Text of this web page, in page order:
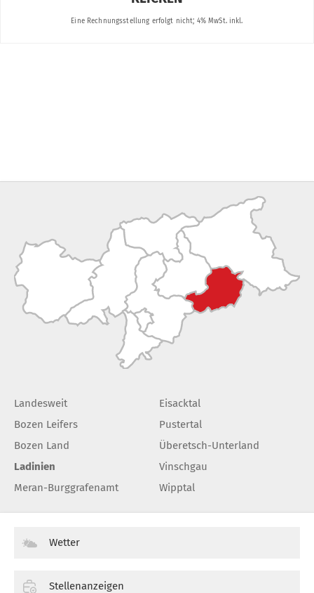
Landesweit
Bozen Leifers
Bozen Land
Ladinien
Meran-Burggrafenamt
Eisacktal
Pustertal
Überetsch-Unterland
Vinschgau
Wipptal
Wetter
Stellenanzeigen